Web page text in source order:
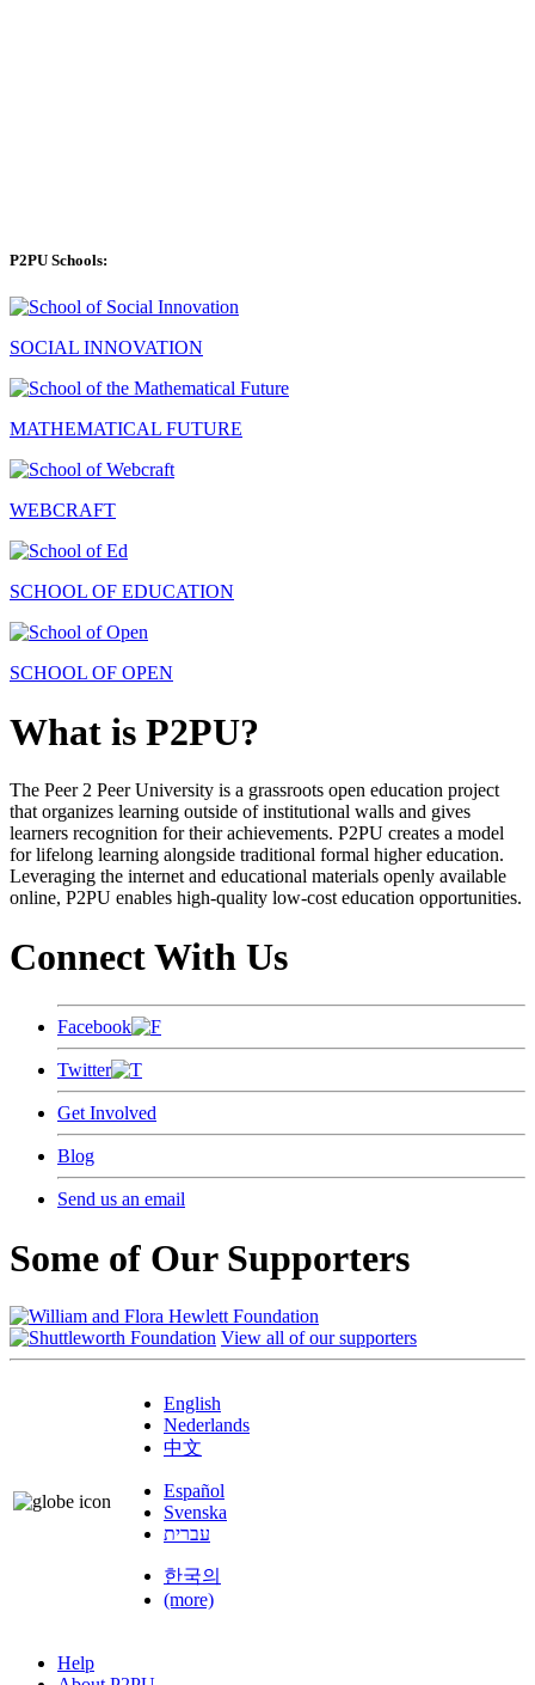
P2PU Schools:
SOCIAL INNOVATION
MATHEMATICAL FUTURE
WEBCRAFT
SCHOOL OF EDUCATION
SCHOOL OF OPEN
What is P2PU?
The Peer 2 Peer University is a grassroots open education project
that organizes learning outside of institutional walls and gives
learners recognition for their achievements. P2PU creates a model
for lifelong learning alongside traditional formal higher education.
Leveraging the internet and educational materials openly available
online, P2PU enables high-quality low-cost education opportunities.
Connect With Us
Facebook
Twitter
Get Involved
Blog
Send us an email
Some of Our Supporters
View all of our supporters
English
Nederlands
中文
Español
Svenska
עברית
한국의
(more)
Help